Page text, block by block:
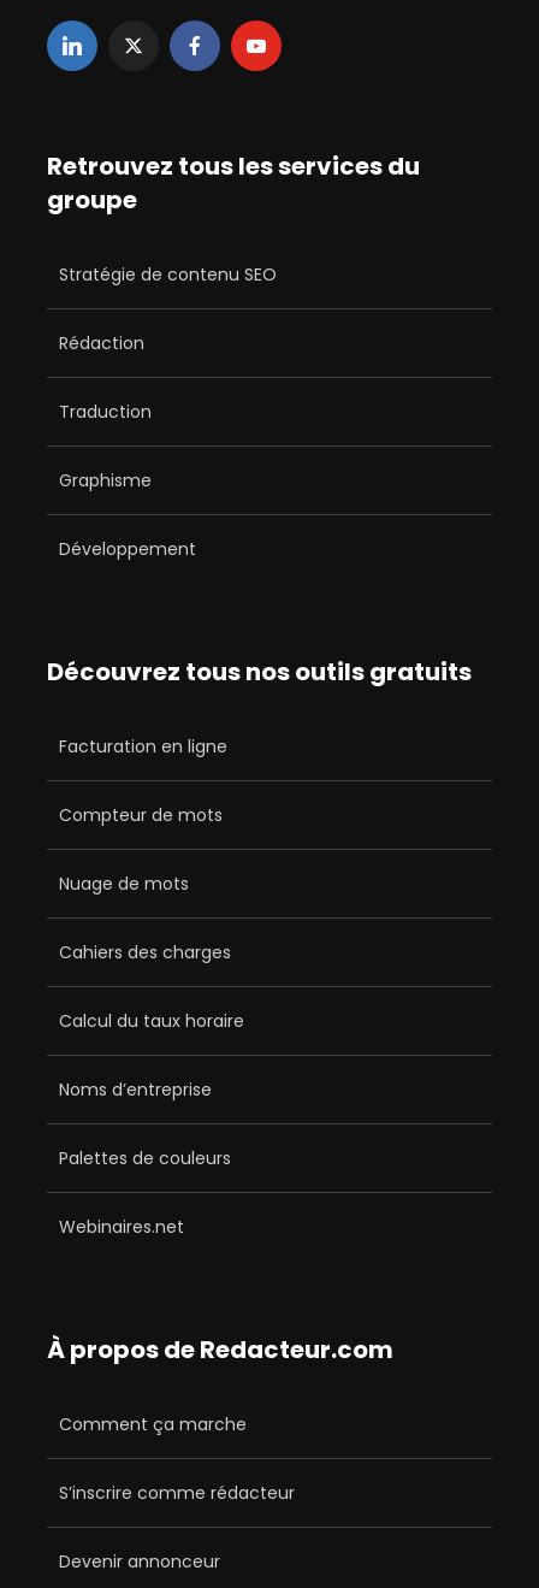
Retrouvez tous les services du
groupe
Stratégie de contenu SEO
Rédaction
Traduction
Graphisme
Développement
Découvrez tous nos outils gratuits
Facturation en ligne
Compteur de mots
Nuage de mots
Cahiers des charges
Calcul du taux horaire
Noms d’entreprise
Palettes de couleurs
Webinaires.net
À propos de Redacteur.com
Comment ça marche
S’inscrire comme rédacteur
Devenir annonceur